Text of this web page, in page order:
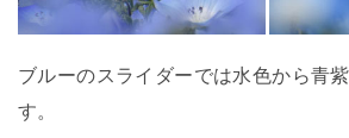
ブルーのスライダーでは水色から青
す。